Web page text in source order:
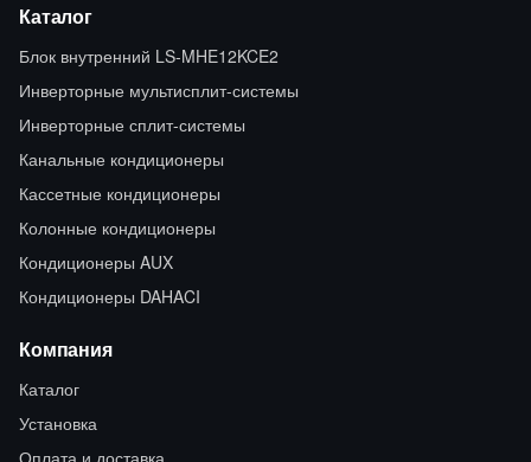
Каталог
Блок внутренний LS-MHE12KCE2
Инверторные мультисплит-системы
Инверторные сплит-системы
Канальные кондиционеры
Кассетные кондиционеры
Колонные кондиционеры
Кондиционеры AUX
Кондиционеры DAHACI
Компания
Каталог
Установка
Оплата и доставка